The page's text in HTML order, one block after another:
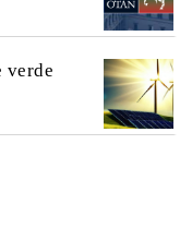
verde